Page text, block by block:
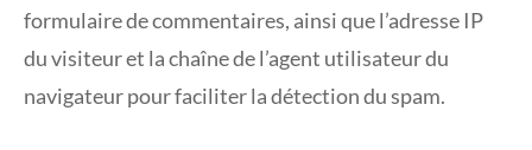
formulaire de commentaires, ainsi que l’adresse IP
du visiteur et la chaîne de l’agent utilisateur du
navigateur pour faciliter la détection du spam.